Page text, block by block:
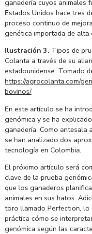
ganadería cuyos animales
Estados Unidos hace tres
proceso continuo de
genética importada de alta
Ilustración 3. Tipos de
Colanta a través de su
estadounidense. Tomado
https://agrocolanta.com/
bovinos/
En este artículo se ha
genómica y se ha
ganadería. Como antesala
se han analizado dos
tecnología en Colombia.
El próximo artículo será
clave de la prueba
que los ganaderos
animales en sus hatos.
toro llamado Perfection, lo
práctica cómo se
genómica según las